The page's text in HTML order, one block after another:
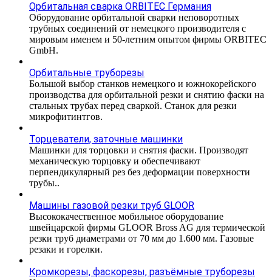
Орбитальная сварка ORBITEC Германия
Оборудование орбитальной сварки неповоротных
трубных соединений от немецкого производителя с
мировым именем и 50-летним опытом фирмы ORBITEC
GmbH.
Орбитальные труборезы
Большой выбор станков немецкого и южнокорейского
производства для орбитальной резки и снятию фаски на
стальных трубах перед сваркой. Станок для резки
микрофитинтгов.
Торцеватели, заточные машинки
Машинки для торцовки и снятия фаски. Производят
механическую торцовку и обеспечивают
перпендикулярный рез без деформации поверхности
трубы..
Машины газовой резки труб GLOOR
Высококачественное мобильное оборудование
швейцарской фирмы GLOOR Bross AG для термической
резки труб диаметрами от 70 мм до 1.600 мм. Газовые
резаки и горелки.
Кромкорезы, фаскорезы, разъёмные труборезы